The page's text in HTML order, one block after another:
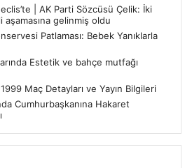
| AK Parti Sözcüsü Çelik: İki
aşamasına gelinmiş oldu
Patlaması: Bebek Yanıklarla
Estetik ve bahçe mutfağı
Maç Detayları ve Yayın Bilgileri
Cumhurbaşkanına Hakaret